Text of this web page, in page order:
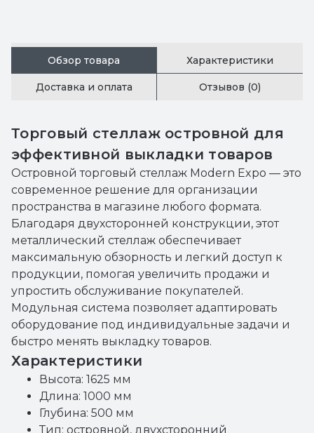
Обзор товара Характеристики
Доставка и оплата Отзывов (0)
Торговый стеллаж островной для
эффективной выкладки товаров
Островной торговый стеллаж Modern Expo — это
современное решение для организации
пространства в магазине любого формата.
Благодаря двухсторонней конструкции, этот
металлический стеллаж обеспечивает
максимальную обзорность и легкий доступ к
продукции, помогая увеличить продажи и
упростить обслуживание покупателей.
Модульная система позволяет адаптировать
оборудование под индивидуальные задачи и
быстро менять выкладку товаров.
Характеристики
Высота: 1625 мм
Длина: 1000 мм
Глубина: 500 мм
Тип: островной, двухсторонний